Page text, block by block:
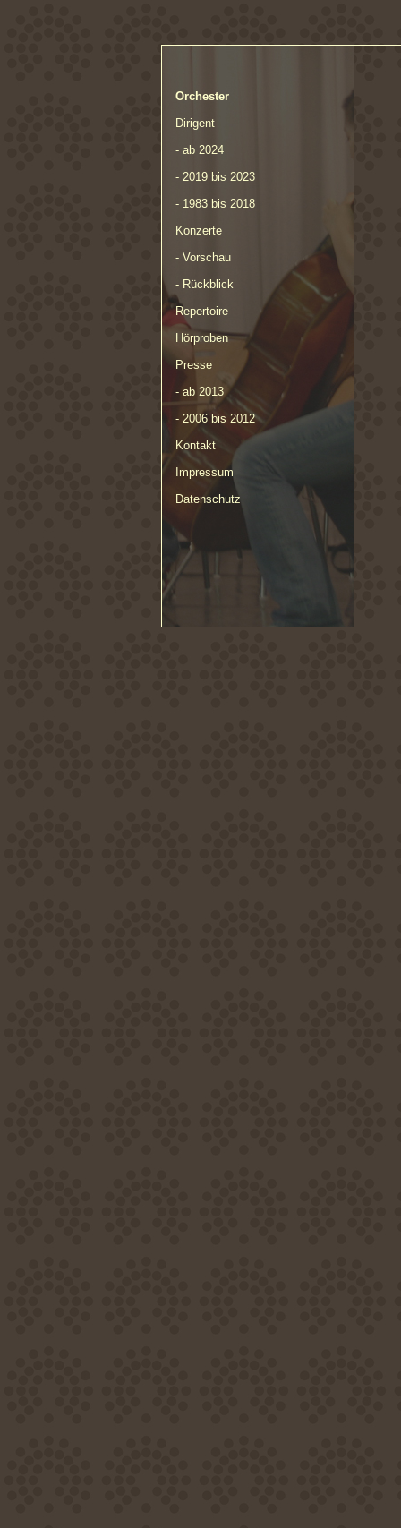
Orchester
Dirigent
- ab 2024
- 2019 bis 2023
- 1983 bis 2018
Konzerte
- Vorschau
- Rückblick
Repertoire
Hörproben
Presse
- ab 2013
- 2006 bis 2012
Kontakt
Impressum
Datenschutz